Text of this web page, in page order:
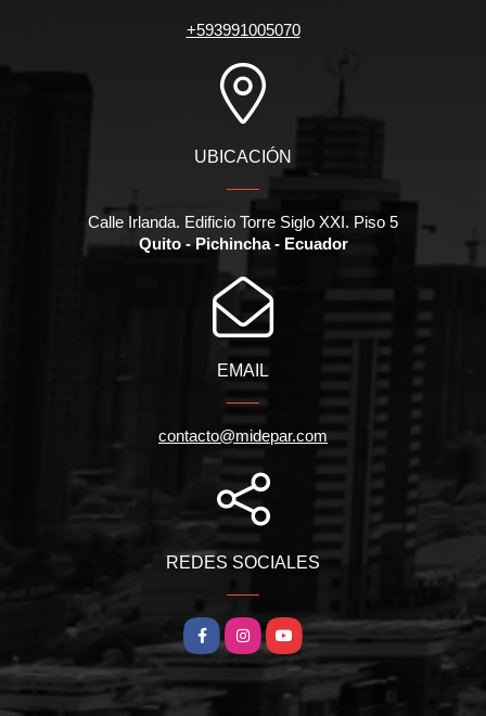
+593991005070
UBICACIÓN
Calle Irlanda. Edificio Torre Siglo XXI. Piso 5
Quito - Pichincha - Ecuador
EMAIL
contacto@midepar.com
REDES SOCIALES
FacebookInstagramYouTube